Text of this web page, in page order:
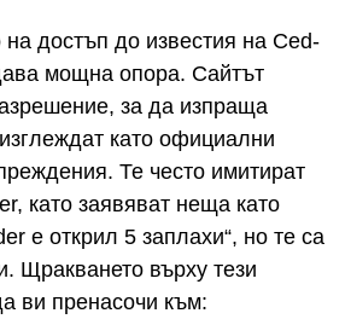
достъп до известия на Ced-
мощна опора. Сайтът
за да изпраща
като официални
Те често имитират
като заявяват неща като
е открил 5 заплахи“, но те са
Щракването върху тези
ви пренасочи към: